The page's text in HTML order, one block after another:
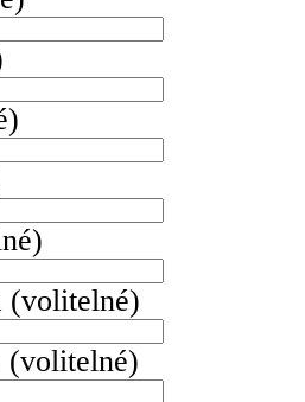
(volitelné)
(volitelné)